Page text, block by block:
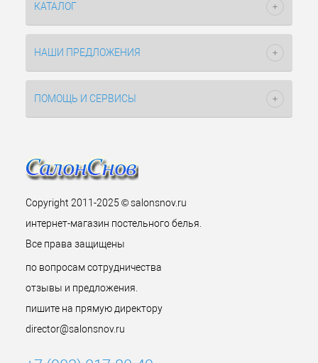
КАТАЛОГ
НАШИ ПРЕДЛОЖЕНИЯ
ПОМОЩЬ И СЕРВИСЫ
Copyright 2011-2025 © salonsnov.ru
интернет-магазин постельного белья.
Все права защищены
по вопросам сотрудничества
отзывы и предложения.
пишите на прямую директору
director@salonsnov.ru